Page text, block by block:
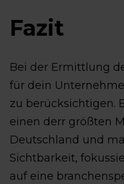
Fazit
Bei der Ermittlung
für dein
zu berücksichtigen.
einen derr größten
Deutschland und
Sichtbarkeit,
auf eine